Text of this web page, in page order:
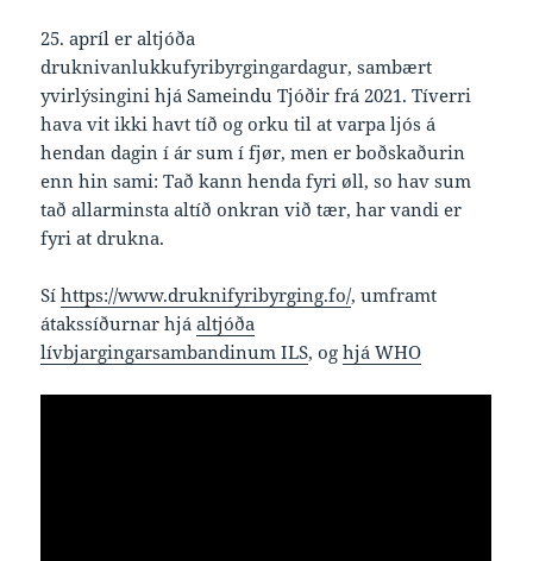
25. apríl er altjóða
druknivanlukkufyribyrgingardagur, sambært
yvirlýsingini hjá Sameindu Tjóðir frá 2021. Tíverri
hava vit ikki havt tíð og orku til at varpa ljós á
hendan dagin í ár sum í fjør, men er boðskaðurin
enn hin sami: Tað kann henda fyri øll, so hav sum
tað allarminsta altíð onkran við tær, har vandi er
fyri at drukna.
Síhttps://www.druknifyribyrging.fo/, umframt
átakssíðurnar hjáaltjóða
lívbjargingarsambandinum ILS, oghjá WHO